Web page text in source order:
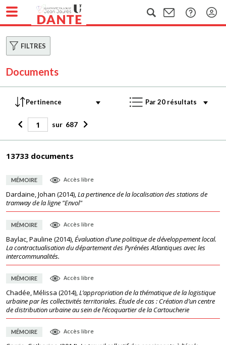
FILTRES
Documents
sur 687
13733 documents
MÉMOIRE Accès libre
Dardaine, Johan (2014),La pertinence de la localisation des stations de
tramway de la ligne "Envol"
MÉMOIRE Accès libre
Baylac, Pauline (2014),Évaluation d’une politique de développement local.
La contractualisation du département des Pyrénées Atlantiques avec les
intercommunalités.
MÉMOIRE Accès libre
Chadée, Mélissa (2014),L’appropriation de la thématique de la logistique
urbaine par les collectivités territoriales. Étude de cas : Création d’un centre
de distribution urbaine au sein de l’écoquartier de la Cartoucherie
MÉMOIRE Accès libre